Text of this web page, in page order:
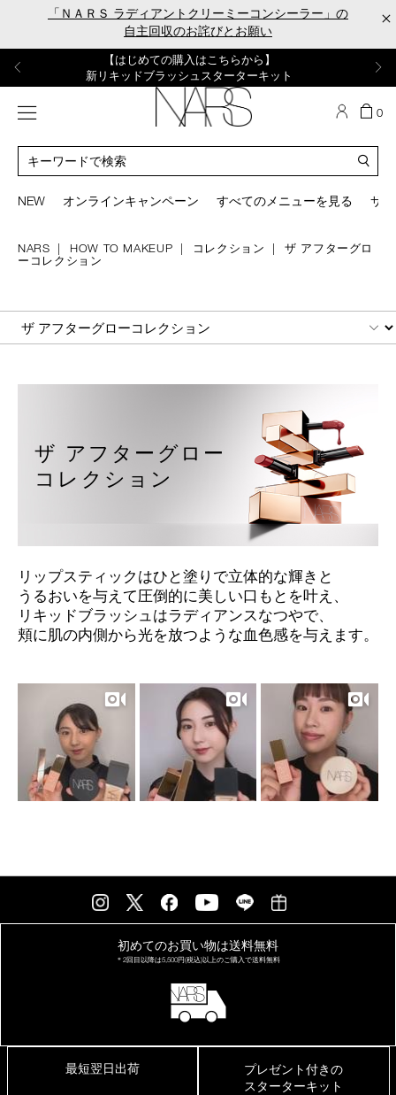
×
「ＮＡＲＳ ラディアントクリーミーコンシーラー」の
自主回収のお詫びとお願い
【ミニパフプレゼント】
新リキッドブラッシュご購入でプレゼント
【はじめての購入はこちらから】
新リキッドブラッシュスターターキット
【サンプル＆ヘアピン付】
オイルクレンジングキット
【ギフトショッパープレゼント】
カラーアイテムをあの人へのプレゼントに
【ポーチ＆ブラッシュプレゼント】
ORGASM CAMPAIGN
メニュー
NEW オンラインキャンペーン すべてのメニューを見る サ
カ
ト
商
数
0
ロ
グ
検
can
tab
key
left
or
right
suggestions
given
or
this
form
to
search
for
entered.
NARS HOW TO MAKEUP コレクション
ザ アフターグロ
ーコレクション
ザ アフターグロー
コレクション
リップスティックはひと塗りで立体的な輝きと
うるおいを与えて圧倒的に美しい口もとを叶え、
リキッドブラッシュはラディアンスなつやで、
頬に肌の内側から光を放つような血色感を与えます。
初めてのお買い物は送料無料
＊2回目以降は5,500円(税込)以上のご購入で送料無料
最短翌日出荷
プレゼント付きの
スターターキット